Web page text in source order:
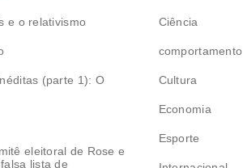
e o relativismo
(parte 1): O
eleitoral de Rose e
lista de
Ciência
comportamento
Cultura
Economia
Esporte